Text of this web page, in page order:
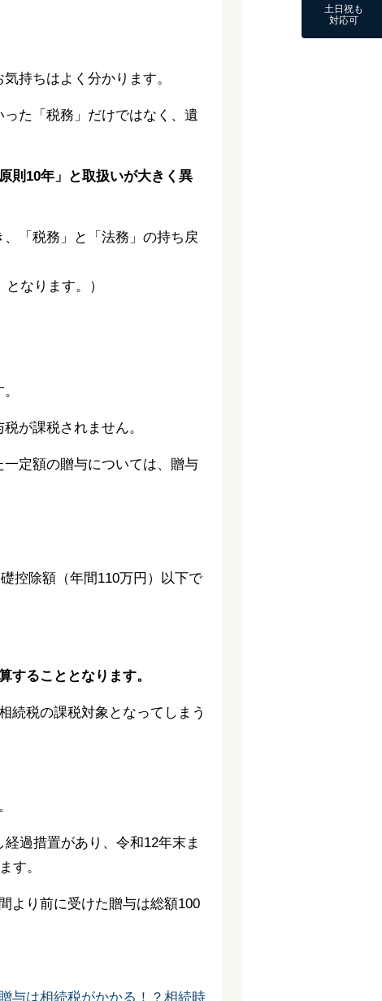
持ちはよく分かります。
た「税務」だけではなく、遺
則10年」と取扱いが大きく異
「税務」と「法務」の持ち戻
なります。）
が課税されません。
定額の贈与については、贈与
控除額（年間110万円）以下で
することとなります。
続税の課税対象となってしまう
経過措置があり、令和12年末ま
す。
より前に受けた贈与は総額100
与は相続税がかかる！？相続時
土日祝も
対応可